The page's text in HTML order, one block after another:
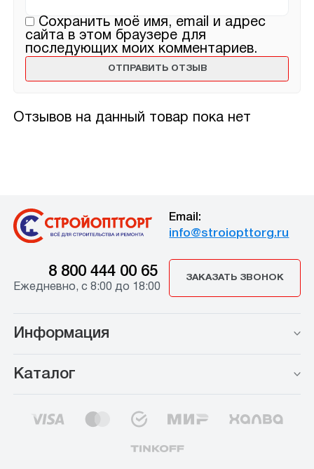
Отзывов на данный товар пока нет
Сохранить моё имя, email и адрес
сайта в этом браузере для
последующих моих комментариев.
Email:
info@stroiopttorg.ru
8 800 444 00 65
Ежедневно, с 8:00 до 18:00
ЗАКАЗАТЬ ЗВОНОК
Информация
Каталог